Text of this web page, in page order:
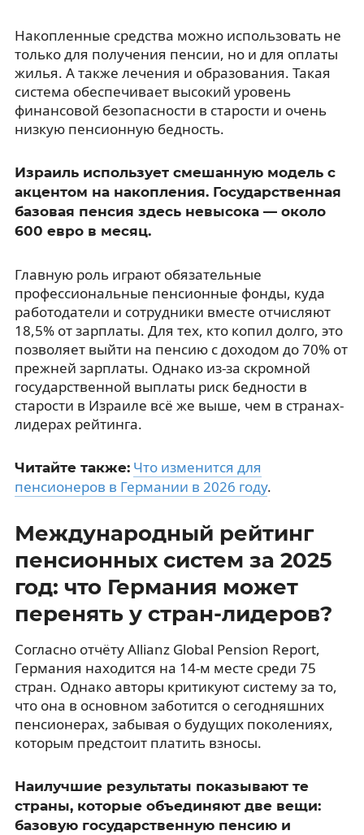
Накопленные средства можно использовать не
только для получения пенсии, но и для оплаты
жилья. А также лечения и образования. Такая
система обеспечивает высокий уровень
финансовой безопасности в старости и очень
низкую пенсионную бедность.
Израиль использует смешанную модель с
акцентом на накопления. Государственная
базовая пенсия здесь невысока — около
600 евро в месяц.
Главную роль играют обязательные
профессиональные пенсионные фонды, куда
работодатели и сотрудники вместе отчисляют
18,5% от зарплаты. Для тех, кто копил долго, это
позволяет выйти на пенсию с доходом до 70% от
прежней зарплаты. Однако из-за скромной
государственной выплаты риск бедности в
старости в Израиле всё же выше, чем в странах-
лидерах рейтинга.
Читайте также: Что изменится для
пенсионеров в Германии в 2026 году.
Международный рейтинг
пенсионных систем за 2025
год: что Германия может
перенять у стран-лидеров?
Согласно отчёту Allianz Global Pension Report,
Германия находится на 14-м месте среди 75
стран. Однако авторы критикуют систему за то,
что она в основном заботится о сегодняшних
пенсионерах, забывая о будущих поколениях,
которым предстоит платить взносы.
Наилучшие результаты показывают те
страны, которые объединяют две вещи:
базовую государственную пенсию и